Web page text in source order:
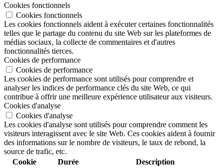
Cookies fonctionnels
Cookies fonctionnels
Les cookies fonctionnels aident à exécuter certaines fonctionnalités
telles que le partage du contenu du site Web sur les plateformes de
médias sociaux, la collecte de commentaires et d'autres
fonctionnalités tierces.
Cookies de performance
Cookies de performance
Les cookies de performance sont utilisés pour comprendre et
analyser les indices de performance clés du site Web, ce qui
contribue à offrir une meilleure expérience utilisateur aux visiteurs.
Cookies d'analyse
Cookies d'analyse
Les cookies d'analyse sont utilisés pour comprendre comment les
visiteurs interagissent avec le site Web. Ces cookies aident à fournir
des informations sur le nombre de visiteurs, le taux de rebond, la
source de trafic, etc.
Cookie
Durée Description